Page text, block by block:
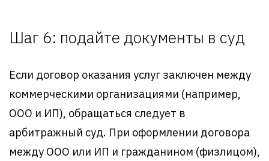
Шаг 6: подайте документы в суд
Если договор оказания услуг заключен между
коммерческими организациями (например,
ООО и ИП), обращаться следует в
арбитражный суд. При оформлении договора
между ООО или ИП и гражданином (физлицом),